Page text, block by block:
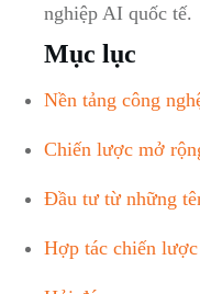
nghiệp AI quốc tế.
Mục lục
Nền tảng công
Chiến lược mở
Đầu tư từ những
Hợp tác chiến